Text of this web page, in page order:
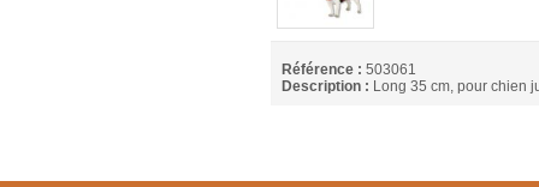
Référence : 503061
Description : Long 35 cm, pour chien